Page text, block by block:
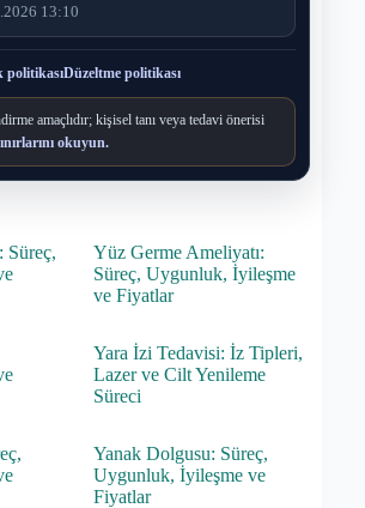
13:10
politikasıDüzeltme politikası
amaçlıdır; kişisel tanı veya tedavi önerisi
okuyun.
Süreç,
Yüz Germe Ameliyatı:
Süreç, Uygunluk, İyileşme
ve Fiyatlar
Yara İzi Tedavisi: İz Tipleri,
Lazer ve Cilt Yenileme
Süreci
Yanak Dolgusu: Süreç,
Uygunluk, İyileşme ve
Fiyatlar